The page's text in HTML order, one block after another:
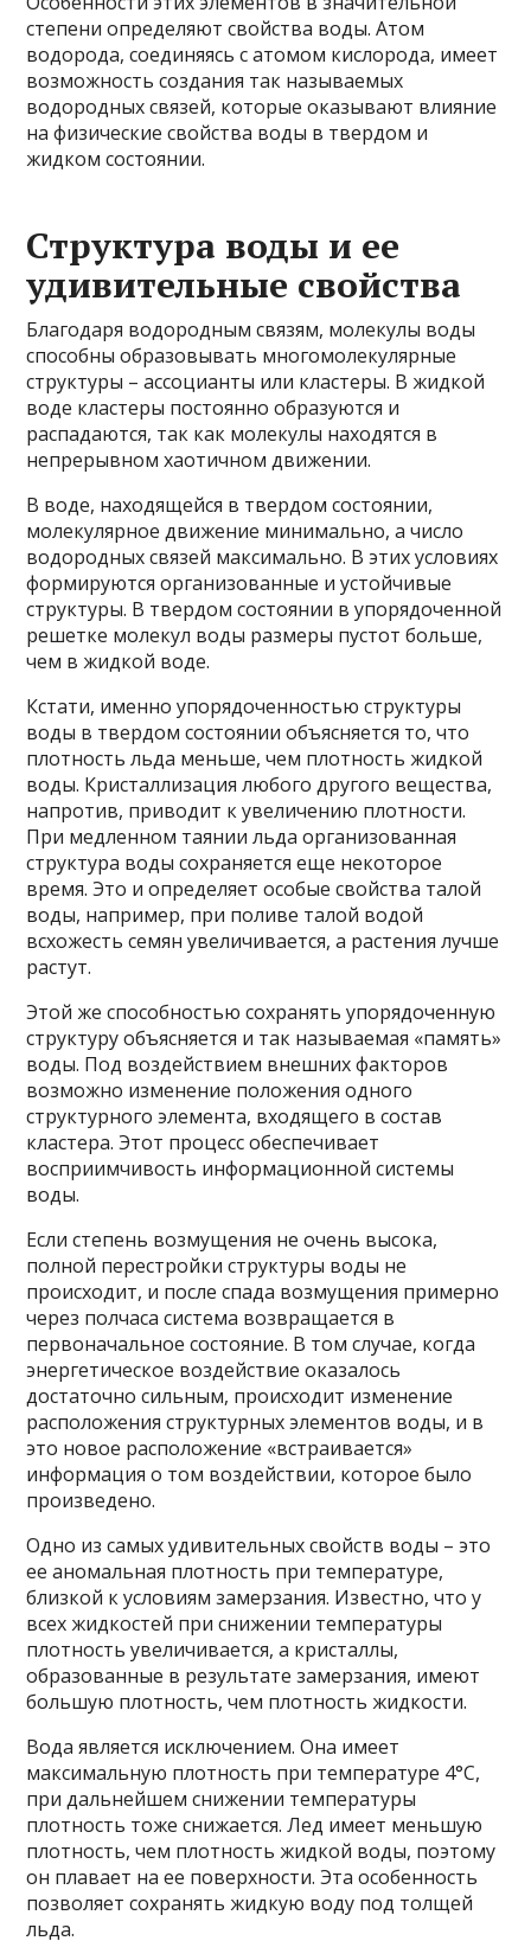
степени определяют свойства воды. Атом
водорода, соединяясь с атомом кислорода, имеет
возможность создания так называемых
водородных связей, которые оказывают влияние
на физические свойства воды в твердом и
жидком состоянии.
Структура воды и ее
удивительные свойства
Благодаря водородным связям, молекулы воды
способны образовывать многомолекулярные
структуры – ассоцианты или кластеры. В жидкой
воде кластеры постоянно образуются и
распадаются, так как молекулы находятся в
непрерывном хаотичном движении.
В воде, находящейся в твердом состоянии,
молекулярное движение минимально, а число
водородных связей максимально. В этих условиях
формируются организованные и устойчивые
структуры. В твердом состоянии в упорядоченной
решетке молекул воды размеры пустот больше,
чем в жидкой воде.
Кстати, именно упорядоченностью структуры
воды в твердом состоянии объясняется то, что
плотность льда меньше, чем плотность жидкой
воды. Кристаллизация любого другого вещества,
напротив, приводит к увеличению плотности.
При медленном таянии льда организованная
структура воды сохраняется еще некоторое
время. Это и определяет особые свойства талой
воды, например, при поливе талой водой
всхожесть семян увеличивается, а растения лучше
растут.
Этой же способностью сохранять упорядоченную
структуру объясняется и так называемая «память»
воды. Под воздействием внешних факторов
возможно изменение положения одного
структурного элемента, входящего в состав
кластера. Этот процесс обеспечивает
восприимчивость информационной системы
воды.
Если степень возмущения не очень высока,
полной перестройки структуры воды не
происходит, и после спада возмущения примерно
через полчаса система возвращается в
первоначальное состояние. В том случае, когда
энергетическое воздействие оказалось
достаточно сильным, происходит изменение
расположения структурных элементов воды, и в
это новое расположение «встраивается»
информация о том воздействии, которое было
произведено.
Одно из самых удивительных свойств воды – это
ее аномальная плотность при температуре,
близкой к условиям замерзания. Известно, что у
всех жидкостей при снижении температуры
плотность увеличивается, а кристаллы,
образованные в результате замерзания, имеют
большую плотность, чем плотность жидкости.
Вода является исключением. Она имеет
максимальную плотность при температуре 4°C,
при дальнейшем снижении температуры
плотность тоже снижается. Лед имеет меньшую
плотность, чем плотность жидкой воды, поэтому
он плавает на ее поверхности. Эта особенность
позволяет сохранять жидкую воду под толщей
льда.